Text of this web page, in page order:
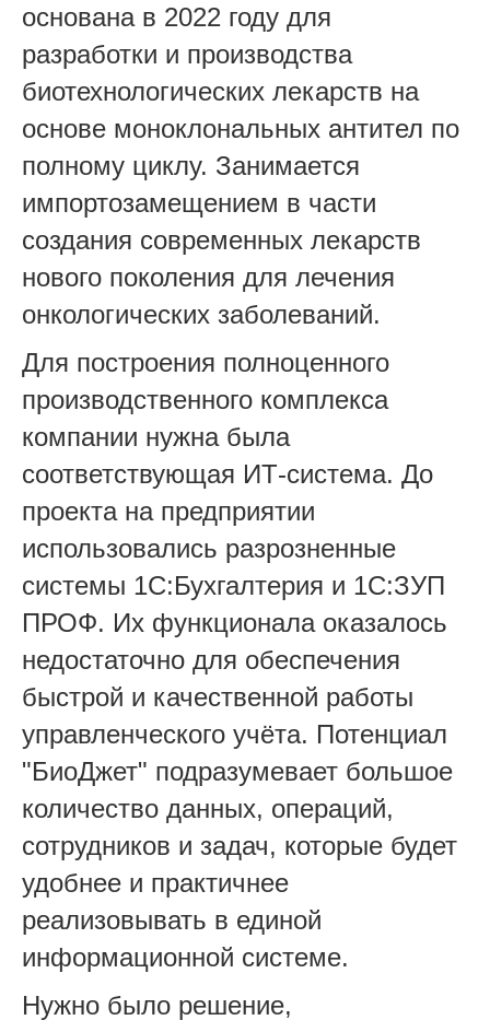
основана в 2022 году для
разработки и производства
биотехнологических лекарств на
основе моноклональных антител по
полному циклу. Занимается
импортозамещением в части
создания современных лекарств
нового поколения для лечения
онкологических заболеваний.
Для построения полноценного
производственного комплекса
компании нужна была
соответствующая ИТ-система. До
проекта на предприятии
использовались разрозненные
системы 1С:Бухгалтерия и 1С:ЗУП
ПРОФ. Их функционала оказалось
недостаточно для обеспечения
быстрой и качественной работы
управленческого учёта. Потенциал
"БиоДжет" подразумевает большое
количество данных, операций,
сотрудников и задач, которые будет
удобнее и практичнее
реализовывать в единой
информационной системе.
Нужно было решение,